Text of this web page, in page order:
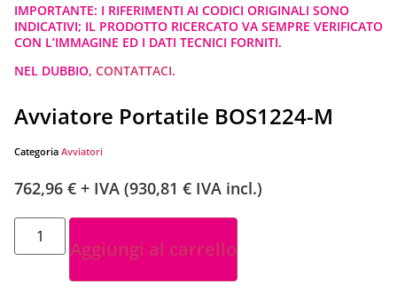
IMPORTANTE: I RIFERIMENTI AI CODICI ORIGINALI SONO
INDICATIVI; IL PRODOTTO RICERCATO VA SEMPRE VERIFICATO
CON L’IMMAGINE ED I DATI TECNICI FORNITI.
NEL DUBBIO, CONTATTACI.
Avviatore Portatile BOS1224-M
Categoria Avviatori
762,96 € + IVA (930,81 € IVA incl.)
Aggiungi al carrello